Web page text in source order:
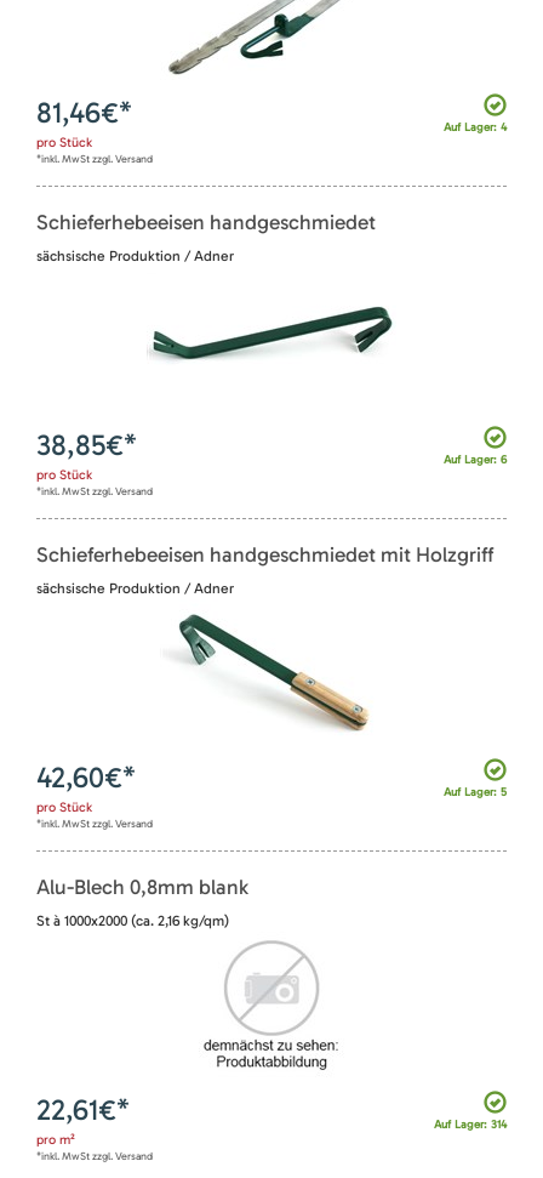
Auf Lager: 4
81,46€*
pro Stück
*inkl. MwSt zzgl. Versand
Schieferhebeeisen handgeschmiedet
sächsische Produktion / Adner
Auf Lager: 6
38,85€*
pro Stück
*inkl. MwSt zzgl. Versand
Schieferhebeeisen handgeschmiedet mit Holzgriff
sächsische Produktion / Adner
Auf Lager: 5
42,60€*
pro Stück
*inkl. MwSt zzgl. Versand
Alu-Blech 0,8mm blank
St à 1000x2000 (ca. 2,16 kg/qm)
Auf Lager: 314
22,61€*
pro m²
*inkl. MwSt zzgl. Versand